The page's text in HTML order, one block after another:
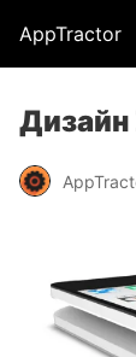
AppTractor
Дизайн